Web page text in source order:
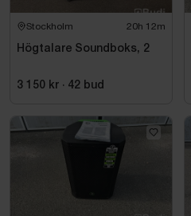
Stockholm 20h 12m
Högtalare Soundboks, 2
3 150 kr · 42 bud